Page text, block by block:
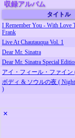
収録アルバム
タイトル
I Remember You - With Love
Frank
Live At Chautauqua Vol. 1
Dear Mr. Sinatra
Dear Mr. Sinatra Special
アイ・フィール・ファイン
ボディ & ソウルの夜 (
)
✕